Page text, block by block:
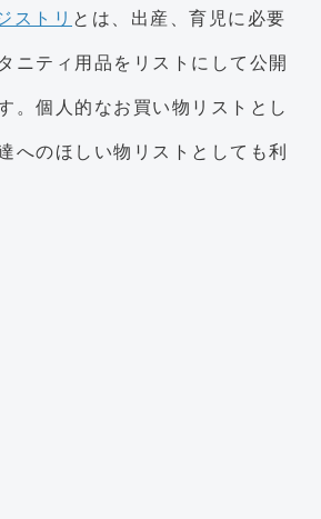
ストリ とは、出産、育児に必要
ニティ用品をリストにして公開
。個人的なお買い物リストとし
へのほしい物リストとしても利